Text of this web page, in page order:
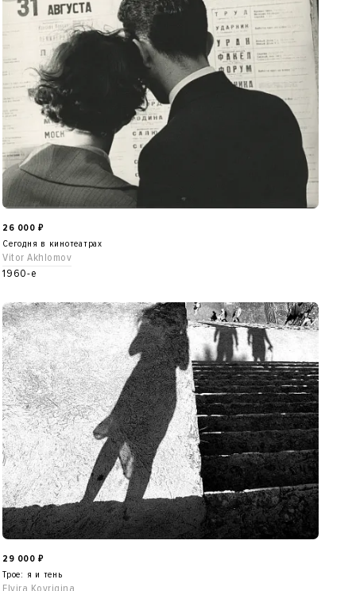
26 000 ₽
Сегодня в кинотеатрах
Vitor Akhlomov
1960-е
29 000 ₽
Трое: я и тень